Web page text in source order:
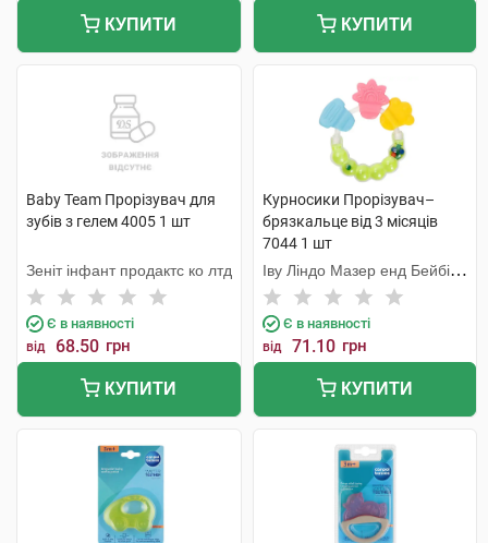
КУПИТИ КУПИТИ
Baby Team Прорізувач для
зубів з гелем 4005 1 шт
Зеніт інфант продактс ко лтд
Є в наявності
від 68.50 грн
КУПИТИ
Курносики Прорізувач–
брязкальце від 3 місяців
7044 1 шт
Іву Ліндо Мазер енд Бейбі
Продактс
Є в наявності
від 71.10 грн
КУПИТИ